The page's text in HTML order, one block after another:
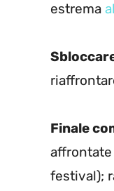
estrema
Finale
affrontate
festival);